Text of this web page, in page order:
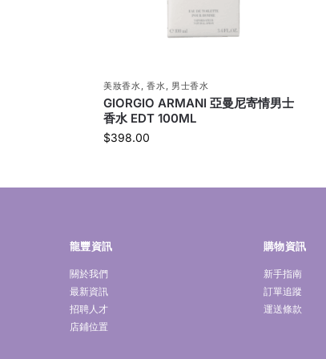
美妝香水,香水, 男士香水
GIORGIO ARMANI 亞曼尼寄情男士
香水 EDT 100ML
$398.00
龍豐資訊
關於我們
最新資訊
招聘人才
店鋪位置
購物資訊
新手指南
訂單追蹤
運送條款